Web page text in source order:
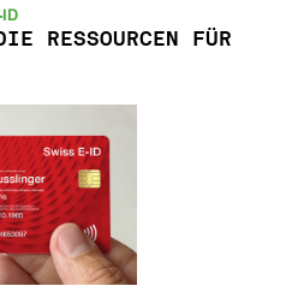
RESSOURCEN FÜR